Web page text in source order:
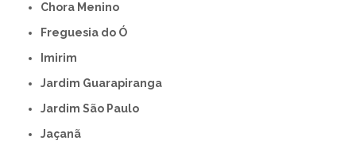
Chora Menino
Freguesia do Ó
Imirim
Jardim Guarapiranga
Jardim São Paulo
Jaçanã